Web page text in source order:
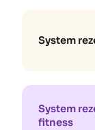
System
System
fitness